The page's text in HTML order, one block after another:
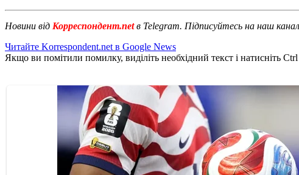
Новини від Корреспондент.netв Telegram. Підписуйтесь на наш канал
Читайте Korrespondent.net в Google News
Якщо ви помітили помилку, виділіть необхідний текст і натисніть